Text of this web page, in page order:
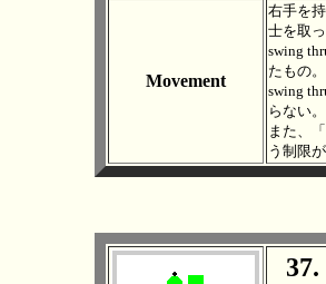
Movement
右手を
士を取
swing
たもの。
swing
らない。
また、
う制限